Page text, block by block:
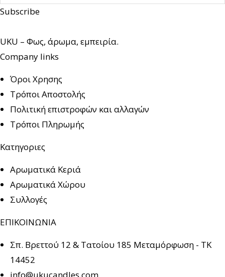
Subscribe
UKU – Φως, άρωμα, εμπειρία.
Company links
Όροι Χρησης
Τρόποι Αποστολής
Πολιτική επιστροφών και αλλαγών
Τρόποι Πληρωμής
Κατηγοριες
Αρωματικά Κεριά
Αρωματικά Χώρου
Συλλογές
ΕΠΙΚΟΙΝΩΝΙΑ
Σπ. Βρεττού 12 & Τατοίου 185 Μεταμόρφωση - ΤΚ
14452
info@ukucandles.com